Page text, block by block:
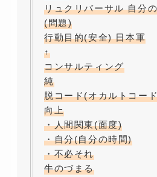
リュクリバーサル 自分
(問題)
行動目的(安全) 日本軍
↑
コンサルティング
純
脱コード(オカルトコー
向上
・人間関東(面度)
・自分(自分の時間)
・不必それ
牛のづまる